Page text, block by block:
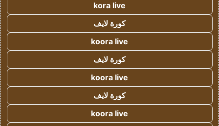
kora live
كورة لايف
koora live
كورة لايف
koora live
كورة لايف
koora live